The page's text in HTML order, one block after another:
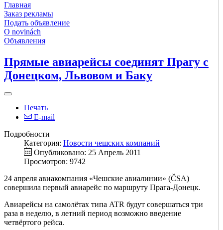
Главная
Заказ рекламы
Подать объявление
O novinách
Объявления
Прямые авиарейсы соединят Прагу с
Донецком, Львовом и Баку
Печать
E-mail
Подробности
Категория: Новости чешских компаний
Опубликовано: 25 Апрель 2011
Просмотров: 9742
24 апреля авиакомпания «Чешские авиалинии» (ČSA)
совершила первый авиарейс по маршруту Прага-Донецк.
Авиарейсы на самолётах типа ATR будут совершаться три
раза в неделю, в летний период возможно введение
четвёртого рейса.